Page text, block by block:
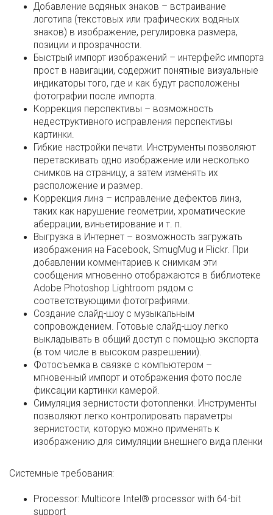
Добавление водяных знаков – встраивание
логотипа (текстовых или графических водяных
знаков) в изображение, регулировка размера,
позиции и прозрачности.
Быстрый импорт изображений – интерфейс импорта
прост в навигации, содержит понятные визуальные
индикаторы того, где и как будут расположены
фотографии после импорта.
Коррекция перспективы – возможность
недеструктивного исправления перспективы
картинки.
Гибкие настройки печати. Инструменты позволяют
перетаскивать одно изображение или несколько
снимков на страницу, а затем изменять их
расположение и размер.
Коррекция линз – исправление дефектов линз,
таких как нарушение геометрии, хроматические
аберрации, виньетирование и т. п.
Выгрузка в Интернет – возможность загружать
изображения на Facebook, SmugMug и Flickr. При
добавлении комментариев к снимкам эти
сообщения мгновенно отображаются в библиотеке
Adobe Photoshop Lightroom рядом с
соответствующими фотографиями.
Создание слайд-шоу с музыкальным
сопровождением. Готовые слайд-шоу легко
выкладывать в общий доступ с помощью экспорта
(в том числе в высоком разрешении).
Фотосъемка в связке с компьютером –
мгновенный импорт и отображения фото после
фиксации картинки камерой.
Симуляция зернистости фотопленки. Инструменты
позволяют легко контролировать параметры
зернистости, которую можно применять к
изображению для симуляции внешнего вида пленки
Системные требования:
Processor: Multicore Intel® processor with 64-bit
support